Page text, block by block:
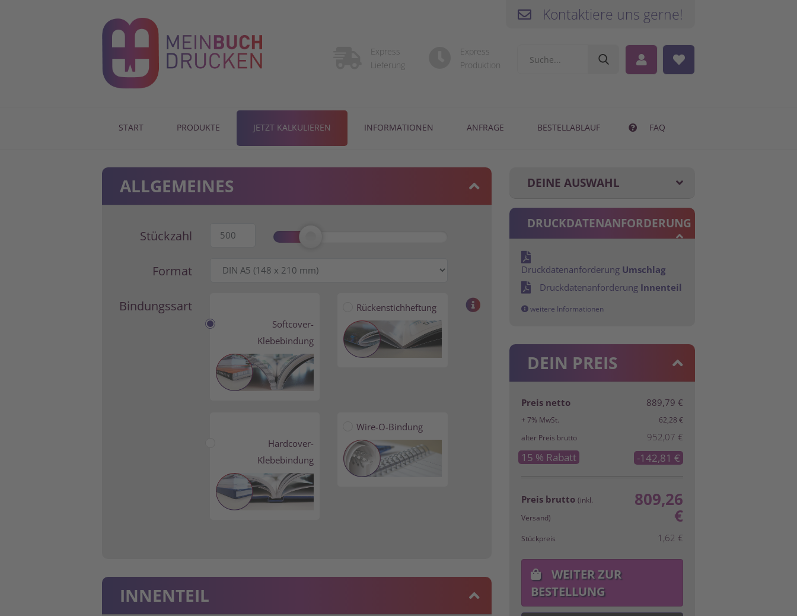
Express
Lieferung
Express
Produktion
Kontaktiere uns gerne!
START PRODUKTE JETZT KALKULIEREN INFORMATIONEN ANFRAGE BESTELLABLAUF FAQ
ALLGEMEINES
Stückzahl
Format
Bindungssart
Softcover-
Klebebindung
Rückenstichheftung
Hardcover-
Klebebindung
Wire-O-Bindung
INNENTEIL
DEINE AUSWAHL
DRUCKDATENANFORDERUNG
Druckdatenanforderung Umschlag
Druckdatenanforderung Innenteil
weitere Informationen
DEIN PREIS
Preis netto 889,79 €
+ 7% MwSt.
62,28 €
alter Preis brutto
952,07 €
15 % Rabatt -142,81 €
Preis brutto (inkl.
Versand)
809,26
€
Stückpreis 1,62 €
WEITER ZUR
BESTELLUNG